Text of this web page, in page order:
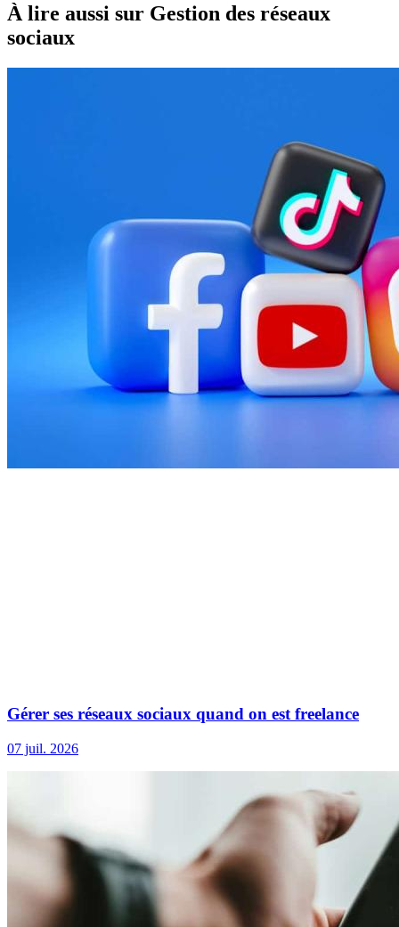
À lire aussi sur Gestion des réseaux
sociaux
Gérer ses réseaux sociaux quand on est freelance
07 juil. 2026